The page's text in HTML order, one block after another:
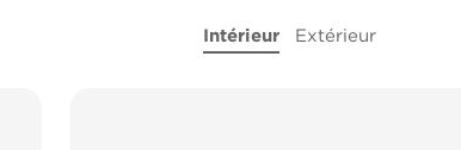
Intérieur Extérieur